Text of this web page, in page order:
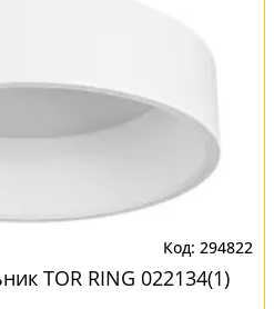
294822
TOR RING 022134(1)